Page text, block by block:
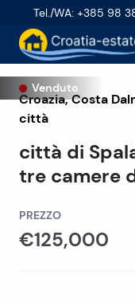
Tel./WA: +385 98
Venduto
Croazia,Costa
città
città di
tre camere
PREZZO
€125,000